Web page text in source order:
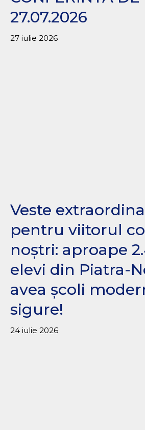
27.07.2026
27 iulie 2026
Veste
pentru viitorul
noștri: aproape
elevi din Piatra-
avea școli
sigure!
24 iulie 2026